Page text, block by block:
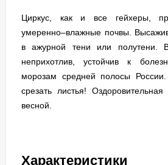
Циркус, как и все гейхеры,
умеренно–влажные почвы.
в ажурной тени или полутени.
неприхотлив, устойчив к
морозам средней полосы
срезать листья! Оздоровительная
весной.
Характеристики